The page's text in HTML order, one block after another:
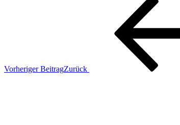
Vorheriger BeitragZurück